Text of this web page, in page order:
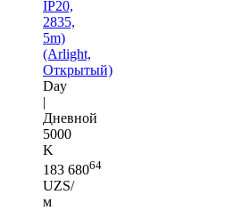
IP20,
2835,
5m)
(Arlight,
Открытый)
Day
|
Дневной
5000
K
183 68064
UZS/
м